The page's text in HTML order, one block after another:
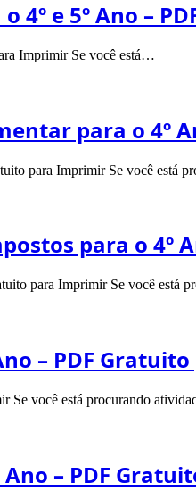
4º e 5º Ano –
Imprimir Se você está…
para o 4º
para Imprimir Se você está
para o 4º
para Imprimir Se você está
– PDF
Se você está procurando
– PDF